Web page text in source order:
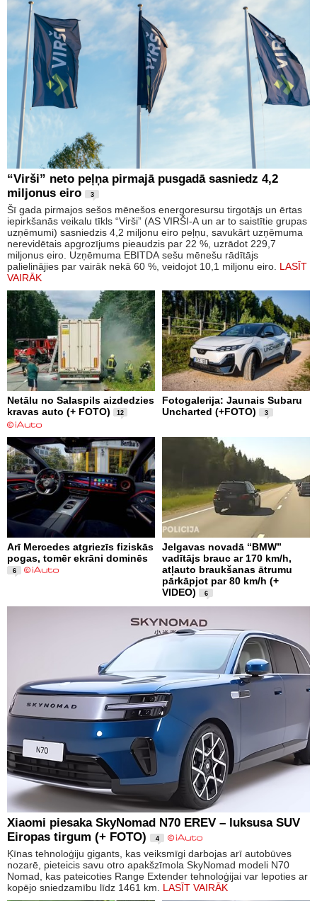
“Virši” neto peļņa pirmajā pusgadā sasniedz 4,2
miljonus eiro
3
Šī gada pirmajos sešos mēnešos energoresursu tirgotājs un ērtas
iepirkšanās veikalu tīkls “Virši” (AS VIRŠI-A un ar to saistītie grupas
uzņēmumi) sasniedzis 4,2 miljonu eiro peļņu, savukārt uzņēmuma
nerevidētais apgrozījums pieaudzis par 22 %, uzrādot 229,7
miljonus eiro. Uzņēmuma EBITDA sešu mēnešu rādītājs
palielinājies par vairāk nekā 60 %, veidojot 10,1 miljonu eiro. LASĪT
VAIRĀK
Netālu no Salaspils aizdedzies
kravas auto (+ FOTO)
12
Fotogalerija: Jaunais Subaru
Uncharted (+FOTO)
3
Arī Mercedes atgriezīs fiziskās
pogas, tomēr ekrāni dominēs
6
Jelgavas novadā “BMW”
vadītājs brauc ar 170 km/h,
atļauto braukšanas ātrumu
pārkāpjot par 80 km/h (+
VIDEO)
6
Xiaomi piesaka SkyNomad N70 EREV – luksusa SUV
Eiropas tirgum (+ FOTO)
4
Ķīnas tehnoloģiju gigants, kas veiksmīgi darbojas arī autobūves
nozarē, pieteicis savu otro apakšzīmola SkyNomad modeli N70
Nomad, kas pateicoties Range Extender tehnoloģijai var lepoties ar
kopējo sniedzamību līdz 1461 km. LASĪT VAIRĀK